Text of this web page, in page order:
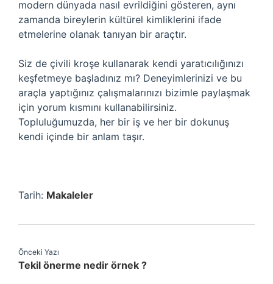
modern dünyada nasıl evrildiğini gösteren, aynı
zamanda bireylerin kültürel kimliklerini ifade
etmelerine olanak tanıyan bir araçtır.
Siz de çivili kroşe kullanarak kendi yaratıcılığınızı
keşfetmeye başladınız mı? Deneyimlerinizi ve bu
araçla yaptığınız çalışmalarınızı bizimle paylaşmak
için yorum kısmını kullanabilirsiniz.
Topluluğumuzda, her bir iş ve her bir dokunuş
kendi içinde bir anlam taşır.
Tarih: Makaleler
Önceki Yazı
Tekil önerme nedir örnek ?